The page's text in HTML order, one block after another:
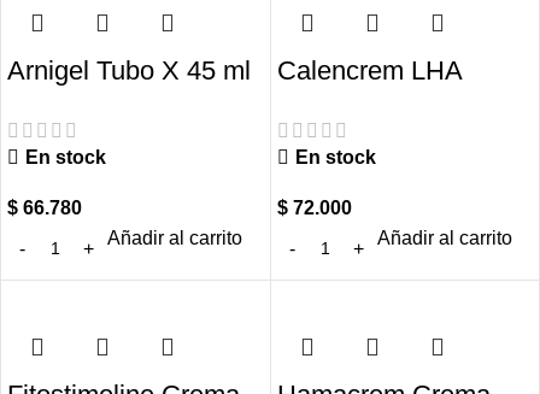
Arnigel Tubo X 45 ml
En stock
$ 66.780
Añadir al carrito
Calencrem LHA
En stock
$72.000
Añadir al carrito